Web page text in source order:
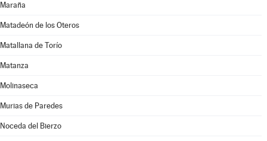
Maraña
Matadeón de los Oteros
Matallana de Torío
Matanza
Molinaseca
Murias de Paredes
Noceda del Bierzo